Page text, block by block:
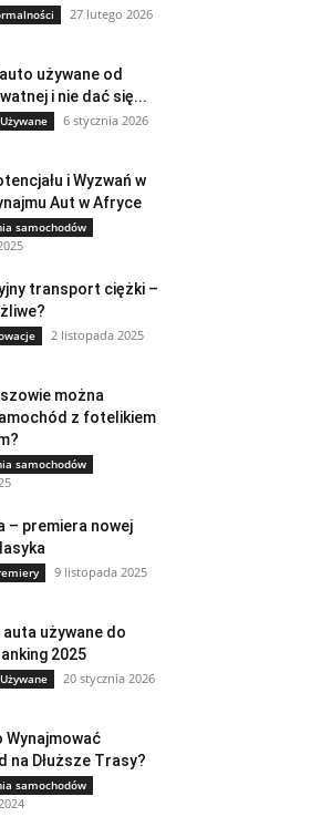
27 lutego 2026
używane od
i nie dać się...
6 stycznia 2026
i Wyzwań w
Aut w Afryce
samochodów
transport ciężki –
2 listopada 2025
można
z fotelikiem
samochodów
– premiera nowej
9 listopada 2025
auta używane do
2025
20 stycznia 2026
Wynajmować
na Dłuższe Trasy?
samochodów